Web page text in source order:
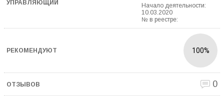
Начало деятельности:
10.03.2020
№ в реестре:
100%
0